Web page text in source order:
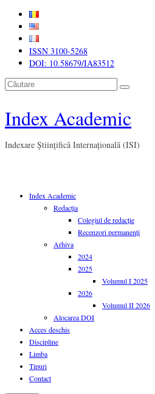
ISSN 3100-5268
DOI: 10.58679/IA83512
Căutare
Index Academic
Indexare Științifică Internațională (ISI)
Index Academic
Redacția
Colegiul de redacție
Recenzori permanenți
Arhiva
2024
2025
Volumul I 2025
2026
Volumul II 2026
Alocarea DOI
Acces deschis
Discipline
Limba
Tipuri
Contact